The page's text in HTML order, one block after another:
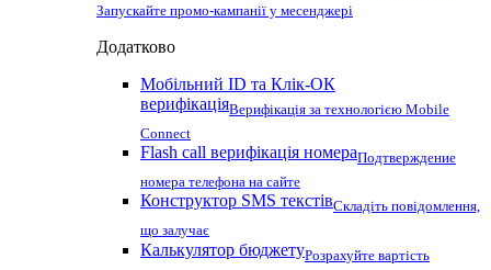
Запускайте промо-кампанії у месенджері
Додатково
Мобільний ID та Клік-ОК
верифікаціяВерифікація за технологією Mobile
Connect
Flash call верифікація номераПодтверждение
номера телефона на сайте
Конструктор SMS текстівСкладіть повідомлення,
що залучає
Калькулятор бюджетуРозрахуйте вартість